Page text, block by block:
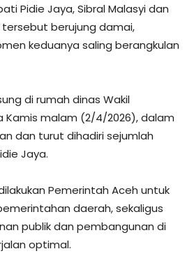
Pidie Jaya, Sibral Malasyi dan
tersebut berujung damai,
keduanya saling berangkulan
di rumah dinas Wakil
Kamis malam (2/4/2026), dalam
dan turut dihadiri sejumlah
Jaya.
Pemerintah Aceh untuk
daerah, sekaligus
publik dan pembangunan di
optimal.